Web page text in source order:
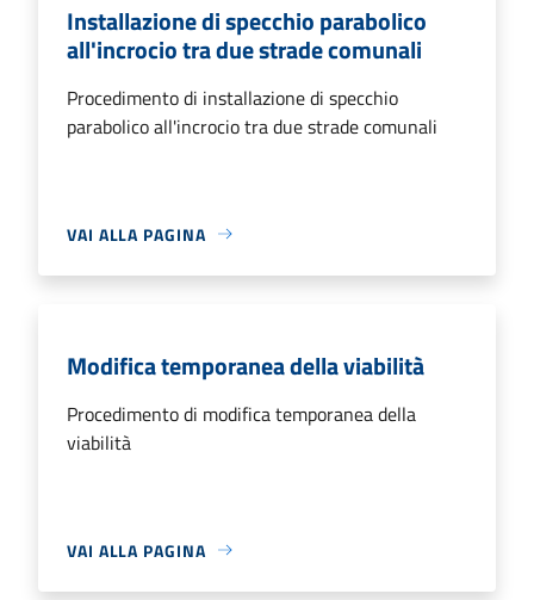
Installazione di specchio parabolico
all'incrocio tra due strade comunali
Procedimento di installazione di specchio
parabolico all'incrocio tra due strade comunali
VAI ALLA PAGINA
Modifica temporanea della viabilità
Procedimento di modifica temporanea della
viabilità
VAI ALLA PAGINA